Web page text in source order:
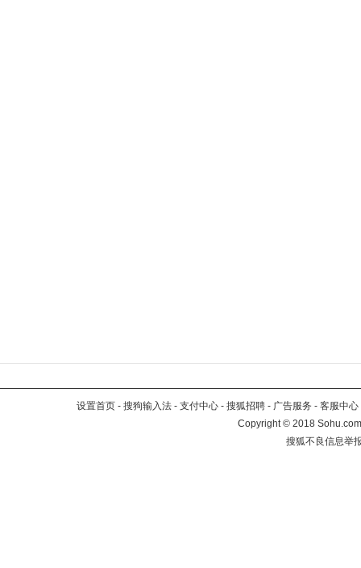
设置首页 - 搜狗输入法 - 支付中心 - 搜狐招聘 - 广告服务 - 客服中心
Copyright©2018
搜狐不良信息举